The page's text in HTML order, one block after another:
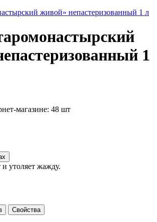
1
магазине: 48 шт
утоляет жажду.
Свойства